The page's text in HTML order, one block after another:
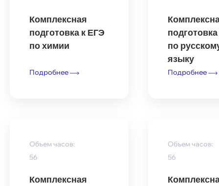
Комплексная
подготовка к ЕГЭ
по химии
Подробнее
по
языку
Подробнее
Объем часов:
56
Комплексная
Объем часов:
56